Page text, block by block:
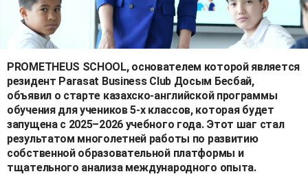
PROMETHEUS SCHOOL, основателем которой является
резидент Parasat Business Club Досым Бесбай,
объявил о старте казахско-английской программы
обучения для учеников 5-х классов, которая будет
запущена с 2025–2026 учебного года. Этот шаг стал
результатом многолетней работы по развитию
собственной образовательной платформы и
тщательного анализа международного опыта.